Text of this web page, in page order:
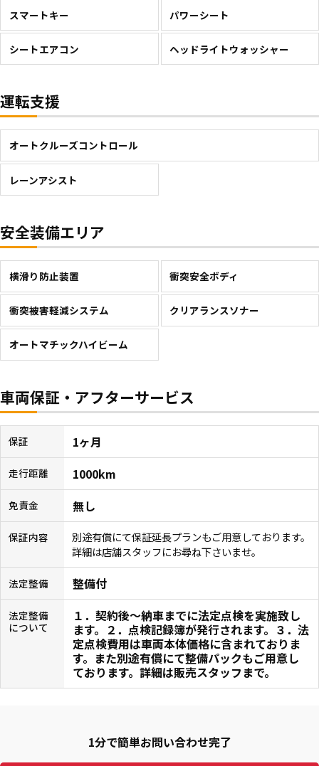
スマートキー パワーシート
シートエアコン ヘッドライトウォッシャー
運転支援
オートクルーズコントロール
レーンアシスト
安全装備エリア
横滑り防止装置 衝突安全ボディ
衝突被害軽減システム クリアランスソナー
オートマチックハイビーム
車両保証・アフターサービス
保証 1ヶ月
走行距離 1000km
免責金 無し
保証内容
別途有償にて保証延長プランもご用意しております。
詳細は店舗スタッフにお尋ね下さいませ。
法定整備 整備付
法定整備
について
１．契約後〜納車までに法定点検を実施致し
ます。２．点検記録簿が発行されます。３．法
定点検費用は車両本体価格に含まれておりま
す。また別途有償にて整備パックもご用意し
ております。詳細は販売スタッフまで。
1分で簡単お問い合わせ完了